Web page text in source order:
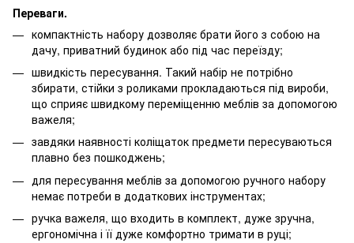
Переваги.
компактність набору дозволяє брати його з собою на
дачу, приватний будинок або під час переїзду;
швидкість пересування. Такий набір не потрібно
збирати, стійки з роликами прокладаються під вироби,
що сприяє швидкому переміщенню меблів за допомогою
важеля;
завдяки наявності коліщаток предмети пересуваються
плавно без пошкоджень;
для пересування меблів за допомогою ручного набору
немає потреби в додаткових інструментах;
ручка важеля, що входить в комплект, дуже зручна,
ергономічна і її дуже комфортно тримати в руці;